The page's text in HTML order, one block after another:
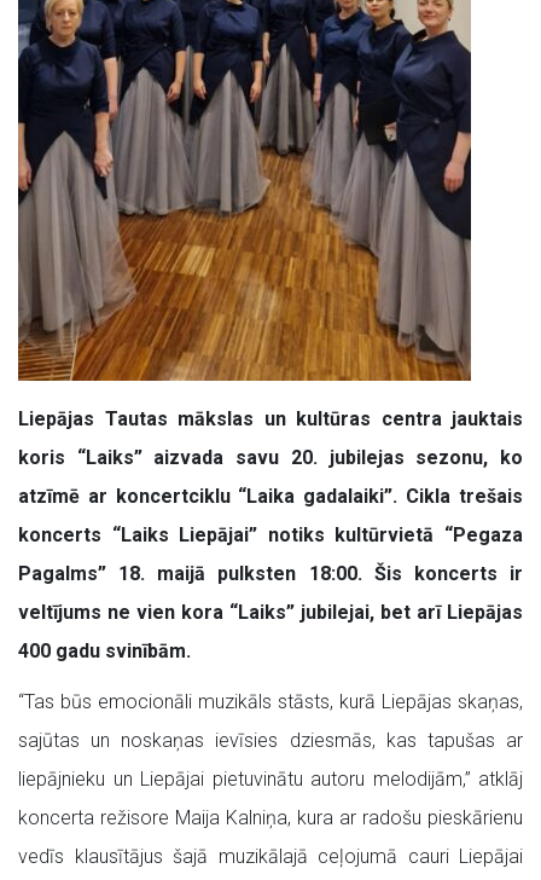
Liepājas Tautas mākslas un kultūras centra jauktais
koris “Laiks” aizvada savu 20. jubilejas sezonu, ko
atzīmē ar koncertciklu “Laika gadalaiki”. Cikla trešais
koncerts “Laiks Liepājai” notiks kultūrvietā “Pegaza
Pagalms” 18. maijā pulksten 18:00. Šis koncerts ir
veltījums ne vien kora “Laiks” jubilejai, bet arī Liepājas
400 gadu svinībām.
“Tas būs emocionāli muzikāls stāsts, kurā Liepājas skaņas,
sajūtas un noskaņas ievīsies dziesmās, kas tapušas ar
liepājnieku un Liepājai pietuvinātu autoru melodijām,” atklāj
koncerta režisore Maija Kalniņa, kura ar radošu pieskārienu
vedīs klausītājus šajā muzikālajā ceļojumā cauri Liepājai